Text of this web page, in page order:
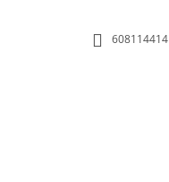
608114414